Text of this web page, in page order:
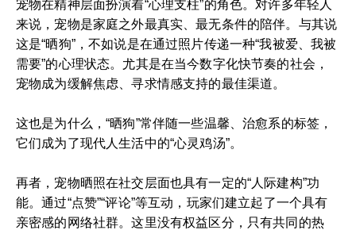
宠物在精神层面扮演着“心理支柱”的角色。对许多年轻人
来说，宠物是家庭之外最真实、最无条件的陪伴。与其说
这是“晒狗”，不如说是在通过照片传递一种“我被爱、我被
需要”的心理状态。尤其是在当今数字化快节奏的社会，
宠物成为缓解焦虑、寻求情感支持的最佳渠道。
这也是为什么，“晒狗”常伴随一些温馨、治愈系的标签，
它们成为了现代人生活中的“心灵鸡汤”。
再者，宠物晒照在社交层面也具有一定的“人际建构”功
能。通过“点赞”“评论”等互动，玩家们建立起了一个具有
亲密感的网络社群。这里没有权益区分，只有共同的热